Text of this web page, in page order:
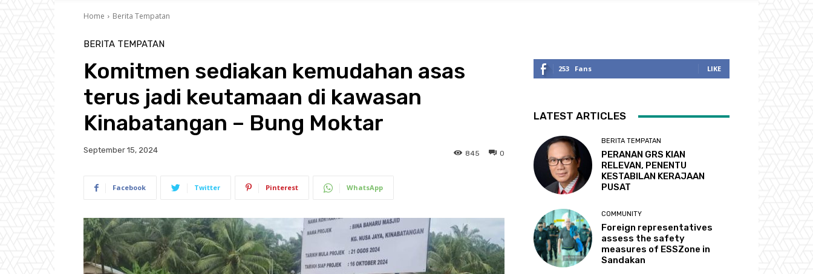
Times
Home Berita Tempatan
BERITA TEMPATAN
Komitmen sediakan kemudahan asas
terus jadi keutamaan di kawasan
Kinabatangan – Bung Moktar
September 15, 2024 0
845
Facebook Twitter Pinterest WhatsApp
253 Fans LIKE
LATEST ARTICLES
BERITA TEMPATAN
PERANAN GRS KIAN
RELEVAN, PENENTU
KESTABILAN KERAJAAN
PUSAT
COMMUNITY
Foreign representatives
assess the safety
measures of ESSZone in
Sandakan